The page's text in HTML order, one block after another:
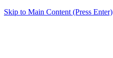
Skip to Main Content (Press Enter)